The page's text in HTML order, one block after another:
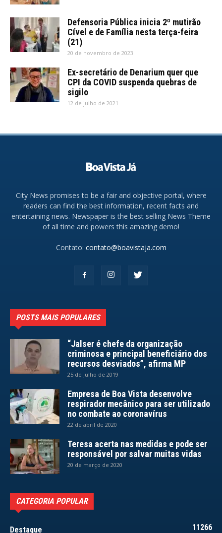
Defensoria Pública inicia 2º mutirão
Cível e de Família nesta terça-feira
(21)
20 de novembro de 2023
Ex-secretário de Denarium quer que
CPI da COVID suspenda quebras de
sigilo
12 de julho de 2021
City News promises to be a fair and objective portal, where
readers can find the best information, recent facts and
entertaining news. Newspaper is the best selling News Theme
of all time and powers this amazing demo!
Contato: contato@boavistaja.com
POSTS MAIS POPULARES
“Jalser é chefe da organização
criminosa e principal beneficiário dos
recursos desviados”, afirma MP
25 de julho de 2019
Empresa de Boa Vista desenvolve
respirador mecânico para ser utilizado
no combate ao coronavírus
22 de abril de 2020
Teresa acerta nas medidas e pode ser
responsável por salvar muitas vidas
20 de março de 2020
CATEGORIA POPULAR
Destaque 11266